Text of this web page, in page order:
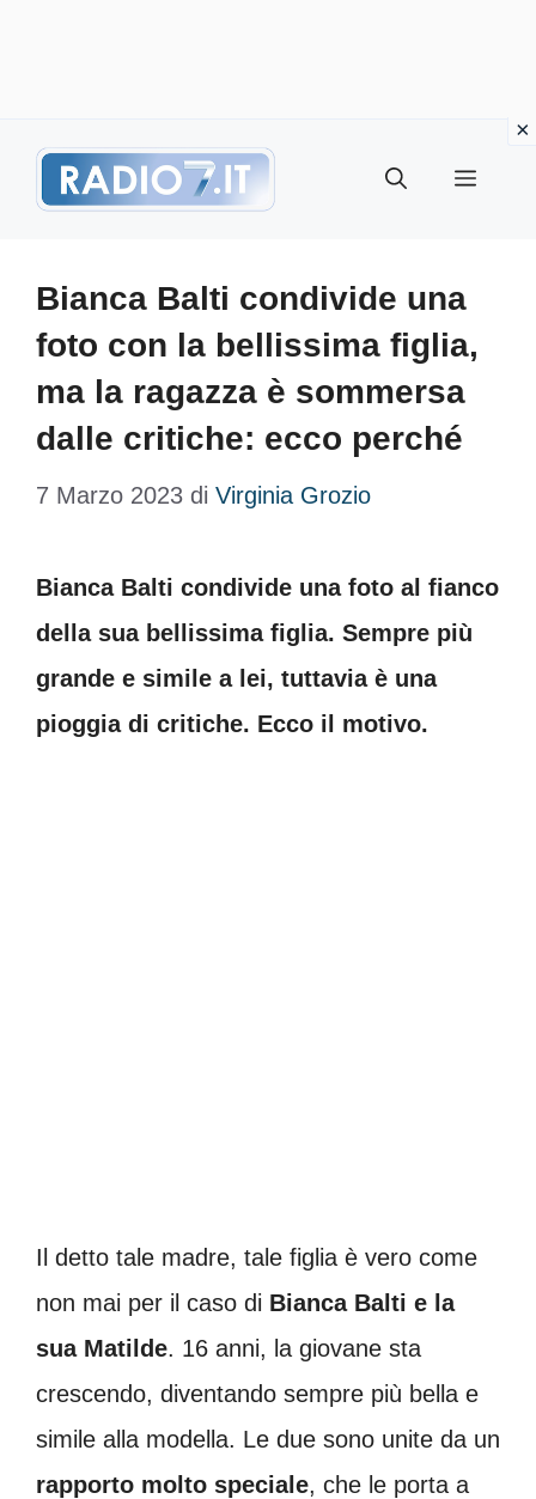
Menu
Bianca Balti condivide una
foto con la bellissima figlia,
ma la ragazza è sommersa
dalle critiche: ecco perché
7 Marzo 2023 di Virginia Grozio
Bianca Balti condivide una foto al fianco
della sua bellissima figlia. Sempre più
grande e simile a lei, tuttavia è una
pioggia di critiche. Ecco il motivo.
Il detto tale madre, tale figlia è vero come
non mai per il caso di Bianca Balti e la
sua Matilde. 16 anni, la giovane sta
crescendo, diventando sempre più bella e
simile alla modella. Le due sono unite da un
rapporto molto speciale, che le porta a